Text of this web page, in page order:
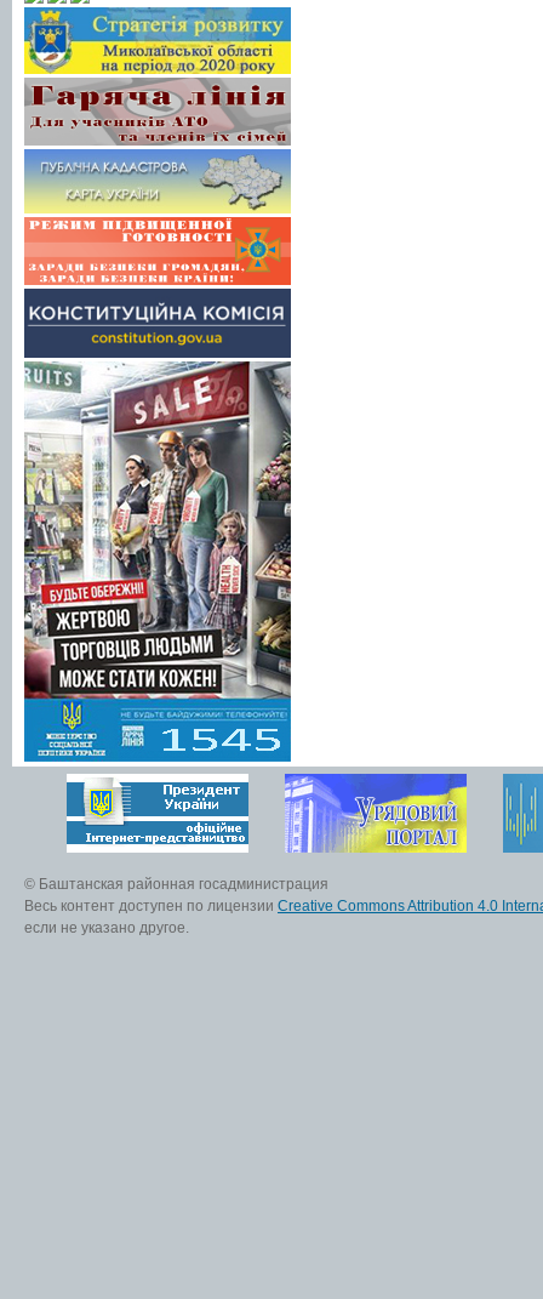
© Баштанская районная госадминистрация
Весь контент доступен по лицензии Creative Commons Attribution 4.0
если не указано другое.